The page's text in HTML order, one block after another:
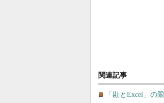
関連記事
「勘とExcel」